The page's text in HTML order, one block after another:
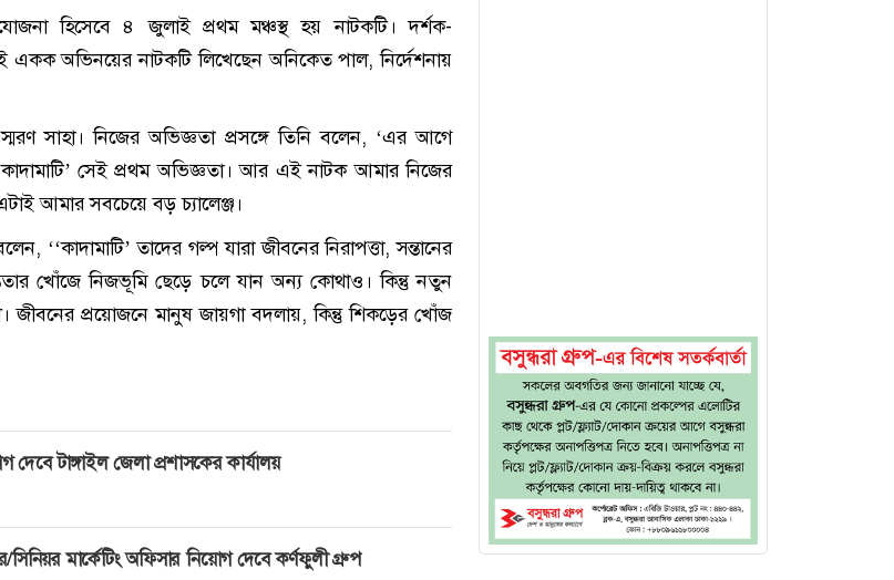
হিসেবে ৪ জুলাই প্রথম মঞ্চস্থ হয় নাটকটি। দর্শক-
অভিনয়ের নাটকটি লিখেছেন অনিকেত পাল, নির্দেশনায়
সাহা। নিজের অভিজ্ঞতা প্রসঙ্গে তিনি বলেন, ‘এর আগে
সেই প্রথম অভিজ্ঞতা। আর এই নাটক আমার নিজের
আমার সবচেয়ে বড় চ্যালেঞ্জ।
‘‘কাদামাটি’ তাদের গল্প যারা জীবনের নিরাপত্তা, সন্তানের
খোঁজে নিজভূমি ছেড়ে চলে যান অন্য কোথাও। কিন্তু নতুন
প্রয়োজনে মানুষ জায়গা বদলায়, কিন্তু শিকড়ের খোঁজ
টাঙ্গাইল জেলা প্রশাসকের কার্যালয়
সিনিয়র মার্কেটিং অফিসার নিয়োগ দেবে কর্ণফুলী গ্রুপ